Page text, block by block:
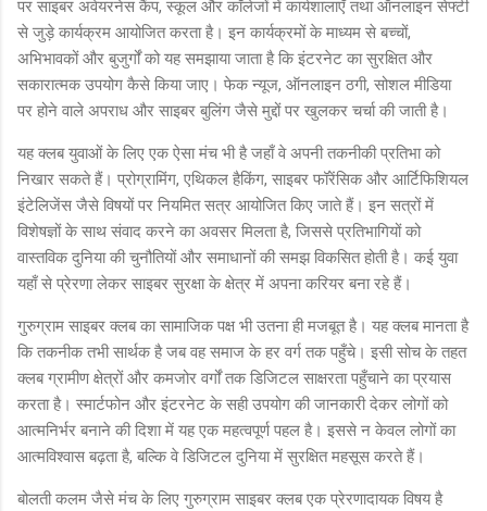
पर साइबर अवेयरनेस कैंप, स्कूल और कॉलेजों में कार्यशालाएँ तथा ऑनलाइन सेफ्टी
से जुड़े कार्यक्रम आयोजित करता है। इन कार्यक्रमों के माध्यम से बच्चों,
अभिभावकों और बुजुर्गों को यह समझाया जाता है कि इंटरनेट का सुरक्षित और
सकारात्मक उपयोग कैसे किया जाए। फेक न्यूज, ऑनलाइन ठगी, सोशल मीडिया
पर होने वाले अपराध और साइबर बुलिंग जैसे मुद्दों पर खुलकर चर्चा की जाती है।
यह क्लब युवाओं के लिए एक ऐसा मंच भी है जहाँ वे अपनी तकनीकी प्रतिभा को
निखार सकते हैं। प्रोग्रामिंग, एथिकल हैकिंग, साइबर फॉरेंसिक और आर्टिफिशियल
इंटेलिजेंस जैसे विषयों पर नियमित सत्र आयोजित किए जाते हैं। इन सत्रों में
विशेषज्ञों के साथ संवाद करने का अवसर मिलता है, जिससे प्रतिभागियों को
वास्तविक दुनिया की चुनौतियों और समाधानों की समझ विकसित होती है। कई युवा
यहाँ से प्रेरणा लेकर साइबर सुरक्षा के क्षेत्र में अपना करियर बना रहे हैं।
गुरुग्राम साइबर क्लब का सामाजिक पक्ष भी उतना ही मजबूत है। यह क्लब मानता है
कि तकनीक तभी सार्थक है जब वह समाज के हर वर्ग तक पहुँचे। इसी सोच के तहत
क्लब ग्रामीण क्षेत्रों और कमजोर वर्गों तक डिजिटल साक्षरता पहुँचाने का प्रयास
करता है। स्मार्टफोन और इंटरनेट के सही उपयोग की जानकारी देकर लोगों को
आत्मनिर्भर बनाने की दिशा में यह एक महत्वपूर्ण पहल है। इससे न केवल लोगों का
आत्मविश्वास बढ़ता है, बल्कि वे डिजिटल दुनिया में सुरक्षित महसूस करते हैं।
बोलती कलम जैसे मंच के लिए गुरुग्राम साइबर क्लब एक प्रेरणादायक विषय है